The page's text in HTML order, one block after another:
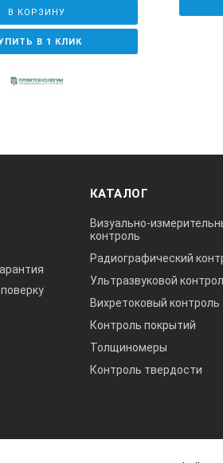
В КОРЗИНУ
В 1 КЛИК
КАТАЛОГ
Визуально-
контроль
Радиографический
Ультразвуковой
Вихретоковый контроль
Контроль покрытий
Толщиномеры
Контроль твердости